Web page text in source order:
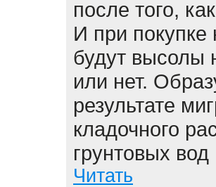
после того,
И при покупке
будут высолы
или нет.
результате
кладочного
грунтовых
Читать